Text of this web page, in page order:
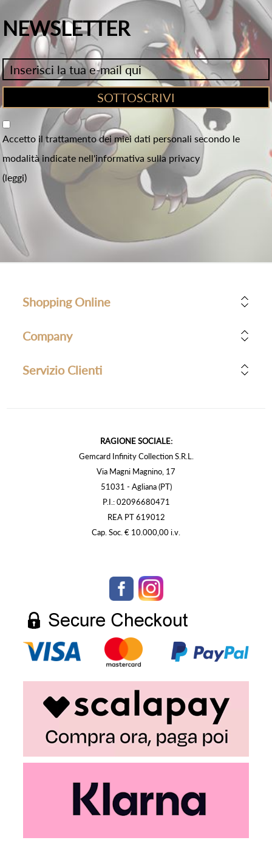
NEWSLETTER
Accetto il trattamento dei miei dati personali secondo le
modalità indicate nell'informativa sulla privacy
(leggi)
Shopping Online
Company
Servizio Clienti
RAGIONE SOCIALE:
Gemcard Infinity Collection S.R.L.
Via Magni Magnino, 17
51031 - Agliana (PT)
P.I.: 02096680471
REA PT 619012
Cap. Soc. € 10.000,00 i.v.